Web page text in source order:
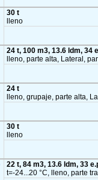
30 t
lleno
24 t, 100 m3, 13.6 ldm, 34
lleno, parte alta, Lateral,
24 t
lleno, grupaje, parte alta,
30 t
lleno
22 t, 84 m3, 13.6 ldm, 33
t=-24...20 °C, lleno, parte